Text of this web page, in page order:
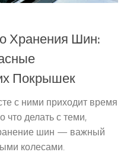
Хранения Шин:
Покрышек
с ними приходит время
делать с теми,
шин — важный
колесами.